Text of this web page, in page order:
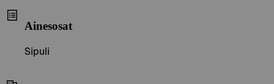
Ainesosat
Sipuli